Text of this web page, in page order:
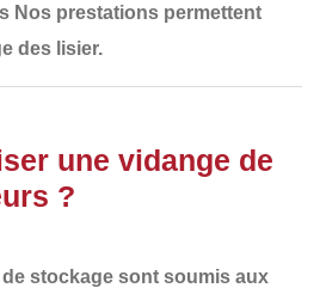
Nos prestations permettent
des lisier.
une vidange de
?
stockage sont soumis aux